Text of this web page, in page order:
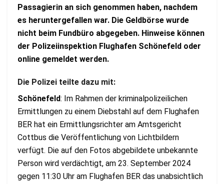
Passagierin an sich genommen haben, nachdem
es heruntergefallen war. Die Geldbörse wurde
nicht beim Fundbüro abgegeben. Hinweise können
der Polizeiinspektion Flughafen Schönefeld oder
online gemeldet werden.
Die Polizei teilte dazu mit:
Schönefeld: Im Rahmen der kriminalpolizeilichen
Ermittlungen zu einem Diebstahl auf dem Flughafen
BER hat ein Ermittlungsrichter am Amtsgericht
Cottbus die Veröffentlichung von Lichtbildern
verfügt. Die auf den Fotos abgebildete unbekannte
Person wird verdächtigt, am 23. September 2024
gegen 11:30 Uhr am Flughafen BER das unabsichtlich